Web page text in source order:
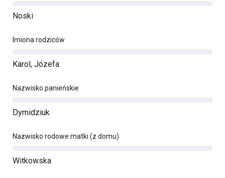
Noski
Imiona rodziców
Karol, Józefa
Nazwisko panieńskie
Dymidziuk
Nazwisko rodowe matki (z domu)
Witkowska